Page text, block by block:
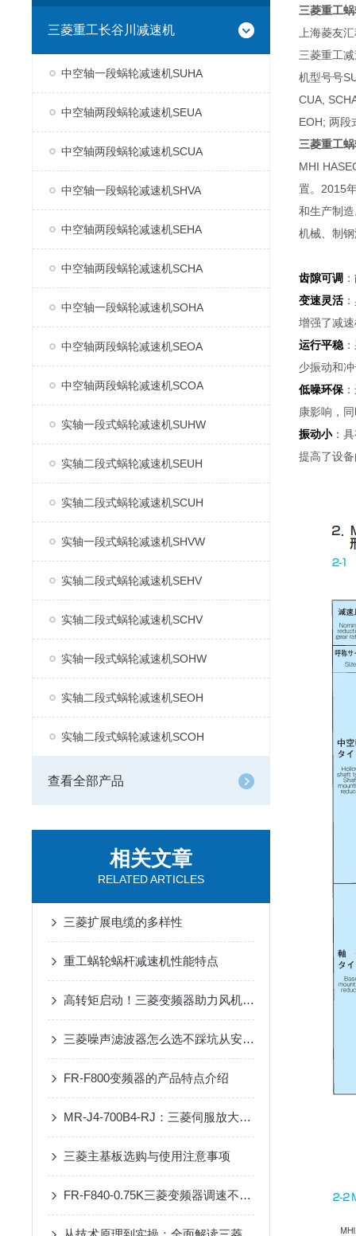
三菱重工长谷川减速机
中空轴一段蜗轮减速机SUHA
中空轴两段蜗轮减速机SEUA
中空轴两段蜗轮减速机SCUA
中空轴一段蜗轮减速机SHVA
中空轴两段蜗轮减速机SEHA
中空轴两段蜗轮减速机SCHA
中空轴一段蜗轮减速机SOHA
中空轴两段蜗轮减速机SEOA
中空轴两段蜗轮减速机SCOA
实轴一段式蜗轮减速机SUHW
实轴二段式蜗轮减速机SEUH
实轴二段式蜗轮减速机SCUH
实轴一段式蜗轮减速机SHVW
实轴二段式蜗轮减速机SEHV
实轴二段式蜗轮减速机SCHV
实轴一段式蜗轮减速机SOHW
实轴二段式蜗轮减速机SEOH
实轴二段式蜗轮减速机SCOH
查看全部产品
相关文章
RELATED ARTICLES
三菱扩展电缆的多样性
重工蜗轮蜗杆减速机性能特点
高转矩启动！三菱变频器助力风机、泵类负载高效运行
三菱噪声滤波器怎么选不踩坑从安装环境到兼容性这些关键参数要关注
FR-F800变频器的产品特点介绍
MR-J4-700B4-RJ：三菱伺服放大器的高效能解决方案
三菱主基板选购与使用注意事项
FR-F840-0.75K三菱变频器调速不稳？90%是这几个参数没设对
三菱重工
上海菱友
三菱重工
机型号号
CUA,
EOH; 两段
三菱重工
MHI
置。2015
和生产制
机械、制
齿隙可调
变速灵活
增强了减
运行平稳
少振动和
低噪环保
康影响，
振动小：
提高了设